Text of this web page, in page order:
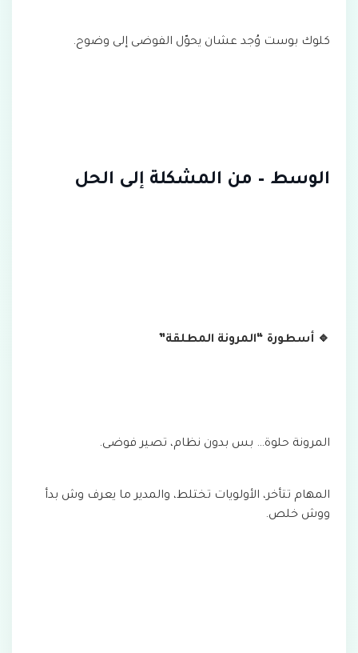
كلوك بوست وُجد عشان يحوّل الفوضى إلى وضوح.
الوسط – من المشكلة إلى الحل
🔹 أسطورة “المرونة المطلقة”
المرونة حلوة… بس بدون نظام، تصير فوضى.
المهام تتأخر، الأولويات تختلط، والمدير ما يعرف وش بدأ
ووش خلص.